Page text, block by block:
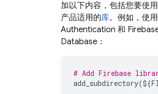
加以下内容，包括您要使
产品适用的库。例如，使用
Authentication 和
Database ：
# Add Firebase
add_subdirectory(${